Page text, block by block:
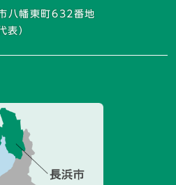
八幡東町632番地
表）